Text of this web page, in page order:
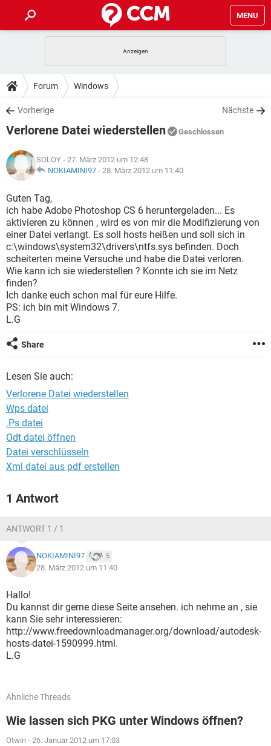
MENU
ANDROID
WINDOWS 10
WHATSAPP TIKTOK
FACEBOOK
TIPPS & TRICKS
SPIELE
WHATSAPP TIKTOK
FACEBOOK
DOWNLOADS
SPIELE STREAMING
ANDROID
WINDOWS 10 INSTAGRAM
WHATSAPP
FACEBOOK HARDWARE
SPIELE STREAMING
ANDROID
WINDOWS 10
WHATSAPP TIKTOK
FACEBOOK HARDWARE
LEXIKON
SPIELE
ANDROID IOS
WINDOWS 10 INSTAGRAM
WHATSAPP TIKTOK
FACEBOOK HARDWARE
Forum Windows
Vorherige Nächste
Verlorene Datei wiederstellen Geschlossen
SOLOY - 27. März 2012 um 12:48
NOKIAMINI97 - 28. März 2012 um 11:40
Guten Tag,
ich habe Adobe Photoshop CS 6 heruntergeladen... Es
aktivieren zu können , wird es von mir die Modifizierung von
einer Datei verlangt. Es soll hosts heißen und soll sich in
c:\windows\system32\drivers\ntfs.sys befinden. Doch
scheiterten meine Versuche und habe die Datei verloren.
Wie kann ich sie wiederstellen ? Konnte ich sie im Netz
finden?
Ich danke euch schon mal für eure Hilfe.
PS: ich bin mit Windows 7.
L.G
Share
Lesen Sie auch:
Verlorene Datei wiederstellen
Wps datei
.Ps datei
Odt datei öffnen
Datei verschlüsseln
Xml datei aus pdf erstellen
1 Antwort
ANTWORT 1 / 1
NOKIAMINI97 5
28. März 2012 um 11:40
Hallo!
Du kannst dir gerne diese Seite ansehen. ich nehme an , sie
kann Sie sehr interessieren:
http://www.freedownloadmanager.org/download/autodesk-
hosts-datei-1590999.html.
L.G
Ähnliche Threads
Wie lassen sich PKG unter Windows öffnen?
Otwin - 26. Januar 2012 um 17:03